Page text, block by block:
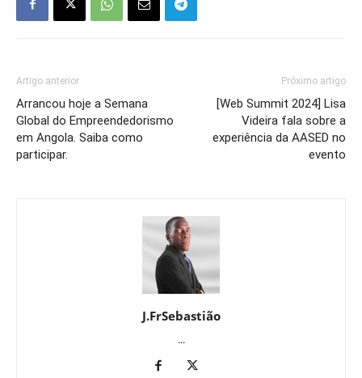
Artigo anterior
Arrancou hoje a Semana
Global do Empreendedorismo
em Angola. Saiba como
participar.
Próximo artigo
[Web Summit 2024] Lisa
Videira fala sobre a
experiência da AASED no
evento
J.FrSebastião
...